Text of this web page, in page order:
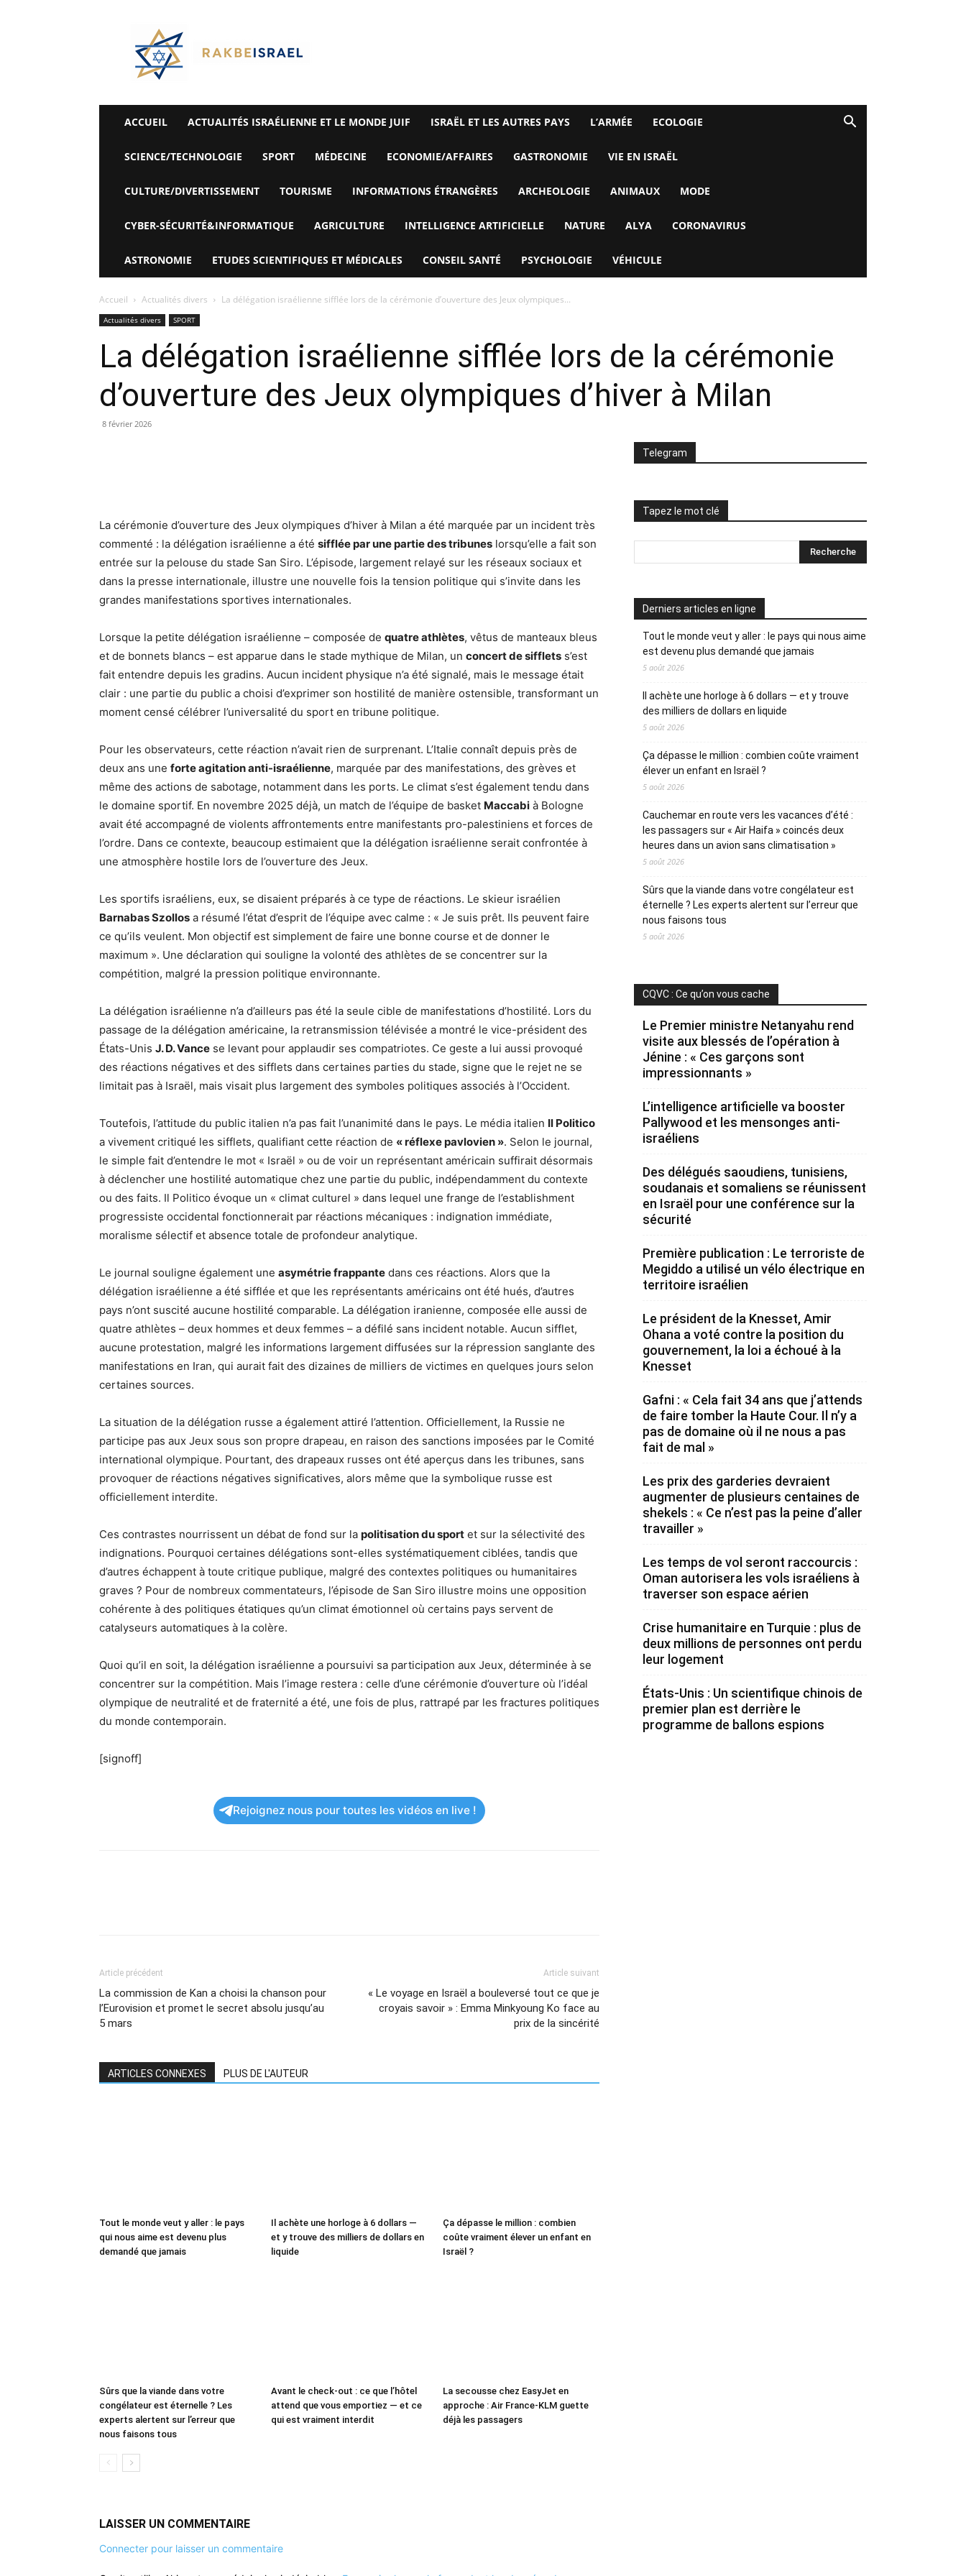
Rak
Be
Israel-
Alyaexpress-
News
ACCUEIL ACTUALITÉS ISRAÉLIENNE ET LE MONDE JUIF ISRAËL ET LES AUTRES PAYS L’ARMÉE ECOLOGIE
SCIENCE/TECHNOLOGIE SPORT MÉDECINE ECONOMIE/AFFAIRES GASTRONOMIE VIE EN ISRAËL
CULTURE/DIVERTISSEMENT TOURISME INFORMATIONS ÉTRANGÈRES ARCHEOLOGIE ANIMAUX MODE
CYBER-SÉCURITÉ&INFORMATIQUE AGRICULTURE INTELLIGENCE ARTIFICIELLE NATURE ALYA CORONAVIRUS
ASTRONOMIE ETUDES SCIENTIFIQUES ET MÉDICALES CONSEIL SANTÉ PSYCHOLOGIE VÉHICULE
Accueil Actualités divers La délégation israélienne sifflée lors de la cérémonie d’ouverture des Jeux olympiques...
Actualités divers SPORT
La délégation israélienne sifflée lors de la cérémonie
d’ouverture des Jeux olympiques d’hiver à Milan
8 février 2026
La cérémonie d’ouverture des Jeux olympiques d’hiver à Milan a été marquée par un incident très
commenté : la délégation israélienne a été sifflée par une partie des tribunes lorsqu’elle a fait son
entrée sur la pelouse du stade San Siro. L’épisode, largement relayé sur les réseaux sociaux et
dans la presse internationale, illustre une nouvelle fois la tension politique qui s’invite dans les
grandes manifestations sportives internationales.
Lorsque la petite délégation israélienne – composée de quatre athlètes, vêtus de manteaux bleus
et de bonnets blancs – est apparue dans le stade mythique de Milan, un concert de sifflets s’est
fait entendre depuis les gradins. Aucun incident physique n’a été signalé, mais le message était
clair : une partie du public a choisi d’exprimer son hostilité de manière ostensible, transformant un
moment censé célébrer l’universalité du sport en tribune politique.
Pour les observateurs, cette réaction n’avait rien de surprenant. L’Italie connaît depuis près de
deux ans une forte agitation anti-israélienne, marquée par des manifestations, des grèves et
même des actions de sabotage, notamment dans les ports. Le climat s’est également tendu dans
le domaine sportif. En novembre 2025 déjà, un match de l’équipe de basket Maccabi à Bologne
avait été accompagné de violents affrontements entre manifestants pro-palestiniens et forces de
l’ordre. Dans ce contexte, beaucoup estimaient que la délégation israélienne serait confrontée à
une atmosphère hostile lors de l’ouverture des Jeux.
Les sportifs israéliens, eux, se disaient préparés à ce type de réactions. Le skieur israélien
Barnabas Szollos a résumé l’état d’esprit de l’équipe avec calme : « Je suis prêt. Ils peuvent faire
ce qu’ils veulent. Mon objectif est simplement de faire une bonne course et de donner le
maximum ». Une déclaration qui souligne la volonté des athlètes de se concentrer sur la
compétition, malgré la pression politique environnante.
La délégation israélienne n’a d’ailleurs pas été la seule cible de manifestations d’hostilité. Lors du
passage de la délégation américaine, la retransmission télévisée a montré le vice-président des
États-Unis J. D. Vance se levant pour applaudir ses compatriotes. Ce geste a lui aussi provoqué
des réactions négatives et des sifflets dans certaines parties du stade, signe que le rejet ne se
limitait pas à Israël, mais visait plus largement des symboles politiques associés à l’Occident.
Toutefois, l’attitude du public italien n’a pas fait l’unanimité dans le pays. Le média italien Il Politico
a vivement critiqué les sifflets, qualifiant cette réaction de « réflexe pavlovien ». Selon le journal,
le simple fait d’entendre le mot « Israël » ou de voir un représentant américain suffirait désormais
à déclencher une hostilité automatique chez une partie du public, indépendamment du contexte
ou des faits. Il Politico évoque un « climat culturel » dans lequel une frange de l’establishment
progressiste occidental fonctionnerait par réactions mécaniques : indignation immédiate,
moralisme sélectif et absence totale de profondeur analytique.
Le journal souligne également une asymétrie frappante dans ces réactions. Alors que la
délégation israélienne a été sifflée et que les représentants américains ont été hués, d’autres
pays n’ont suscité aucune hostilité comparable. La délégation iranienne, composée elle aussi de
quatre athlètes – deux hommes et deux femmes – a défilé sans incident notable. Aucun sifflet,
aucune protestation, malgré les informations largement diffusées sur la répression sanglante des
manifestations en Iran, qui aurait fait des dizaines de milliers de victimes en quelques jours selon
certaines sources.
La situation de la délégation russe a également attiré l’attention. Officiellement, la Russie ne
participe pas aux Jeux sous son propre drapeau, en raison des sanctions imposées par le Comité
international olympique. Pourtant, des drapeaux russes ont été aperçus dans les tribunes, sans
provoquer de réactions négatives significatives, alors même que la symbolique russe est
officiellement interdite.
Ces contrastes nourrissent un débat de fond sur la politisation du sport et sur la sélectivité des
indignations. Pourquoi certaines délégations sont-elles systématiquement ciblées, tandis que
d’autres échappent à toute critique publique, malgré des contextes politiques ou humanitaires
graves ? Pour de nombreux commentateurs, l’épisode de San Siro illustre moins une opposition
cohérente à des politiques étatiques qu’un climat émotionnel où certains pays servent de
catalyseurs automatiques à la colère.
Quoi qu’il en soit, la délégation israélienne a poursuivi sa participation aux Jeux, déterminée à se
concentrer sur la compétition. Mais l’image restera : celle d’une cérémonie d’ouverture où l’idéal
olympique de neutralité et de fraternité a été, une fois de plus, rattrapé par les fractures politiques
du monde contemporain.
[signoff]
Rejoignez nous pour toutes les vidéos en live !
Article précédent
La commission de Kan a choisi la chanson pour
l’Eurovision et promet le secret absolu jusqu’au
5 mars
Article suivant
« Le voyage en Israël a bouleversé tout ce que je
croyais savoir » : Emma Minkyoung Ko face au
prix de la sincérité
ARTICLES CONNEXES PLUS DE L'AUTEUR
Tout le monde veut y aller : le pays
qui nous aime est devenu plus
demandé que jamais
Il achète une horloge à 6 dollars —
et y trouve des milliers de dollars en
liquide
Ça dépasse le million : combien
coûte vraiment élever un enfant en
Israël ?
Sûrs que la viande dans votre
congélateur est éternelle ? Les
experts alertent sur l’erreur que
nous faisons tous
Avant le check-out : ce que l’hôtel
attend que vous emportiez — et ce
qui est vraiment interdit
La secousse chez EasyJet en
approche : Air France-KLM guette
déjà les passagers
LAISSER UN COMMENTAIRE
Connecter pour laisser un commentaire
Telegram
Tapez le mot clé
Derniers articles en ligne
Tout le monde veut y aller : le pays qui nous aime
est devenu plus demandé que jamais
5 août 2026
Il achète une horloge à 6 dollars — et y trouve
des milliers de dollars en liquide
5 août 2026
Ça dépasse le million : combien coûte vraiment
élever un enfant en Israël ?
5 août 2026
Cauchemar en route vers les vacances d’été :
les passagers sur « Air Haifa » coincés deux
heures dans un avion sans climatisation »
5 août 2026
Sûrs que la viande dans votre congélateur est
éternelle ? Les experts alertent sur l’erreur que
nous faisons tous
5 août 2026
CQVC : Ce qu’on vous cache
Le Premier ministre Netanyahu rend
visite aux blessés de l’opération à
Jénine : « Ces garçons sont
impressionnants »
L’intelligence artificielle va booster
Pallywood et les mensonges anti-
israéliens
Des délégués saoudiens, tunisiens,
soudanais et somaliens se réunissent
en Israël pour une conférence sur la
sécurité
Première publication : Le terroriste de
Megiddo a utilisé un vélo électrique en
territoire israélien
Le président de la Knesset, Amir
Ohana a voté contre la position du
gouvernement, la loi a échoué à la
Knesset
Gafni : « Cela fait 34 ans que j’attends
de faire tomber la Haute Cour. Il n’y a
pas de domaine où il ne nous a pas
fait de mal »
Les prix des garderies devraient
augmenter de plusieurs centaines de
shekels : « Ce n’est pas la peine d’aller
travailler »
Les temps de vol seront raccourcis :
Oman autorisera les vols israéliens à
traverser son espace aérien
Crise humanitaire en Turquie : plus de
deux millions de personnes ont perdu
leur logement
États-Unis : Un scientifique chinois de
premier plan est derrière le
programme de ballons espions